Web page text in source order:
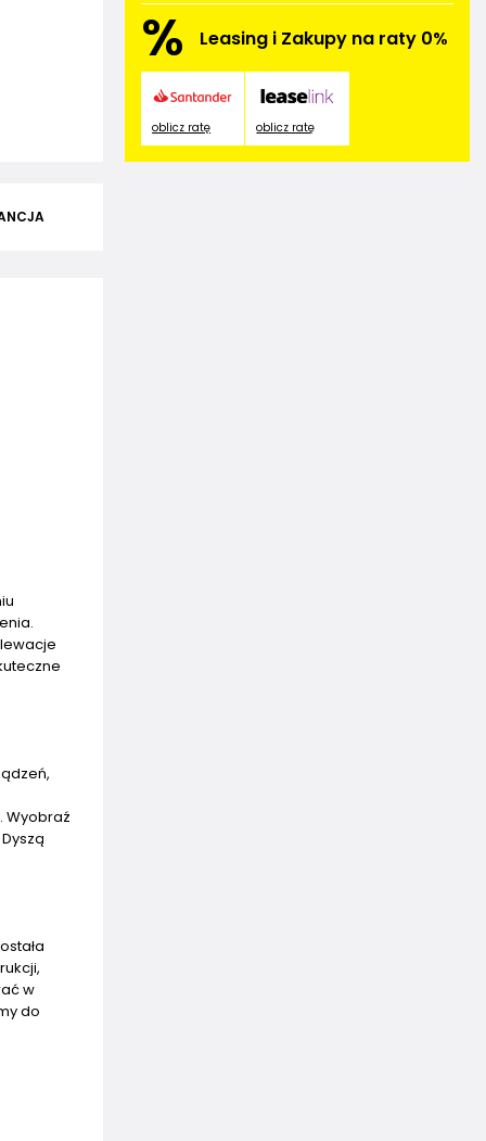
% Leasing i Zakupy na raty 0%
oblicz ratę oblicz ratę
Wyobraź
w
do